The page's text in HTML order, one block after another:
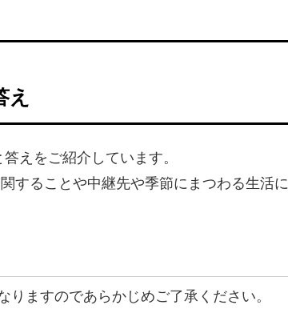
え
えをご紹介しています。
することや中継先や季節にまつわる生活に
りますのであらかじめご了承ください。